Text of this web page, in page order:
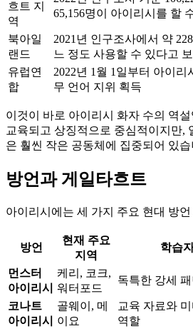
흐트 지
역
65,156명이 아이리시를 할
북아일
랜드
2021년 인구조사에서 약
느 정도 사용할 수 있다고
유럽연
합
2022년 1월 1일부터 아이리
무 언어 지위 획득
이것이 바로 아이리시 화자 수의 역
교육되고 상징적으로 중심적이지만,
은 훨씬 작은 공동체에 집중되어 있습
방언과 게일타흐트
아이리시에는 세 가지 주요 현대 방
방언
현재 주요
지역
학습
먼스터
아이리시
케리, 코크,
워터포드
독특한 강세
코나트
아이리시
골웨이, 메
이요
교육 자료와
역할